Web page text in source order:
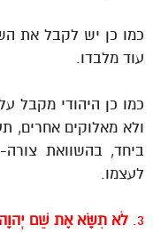
כמו כן יש לקבל את
עוד מלבדו.
כמו כן היהודי מקבל
ולא מאלוקים אחרים,
ביחד, בהשוואת
לעצמו.
3. לֹא תִשָּׂא אֶת שֵׁם